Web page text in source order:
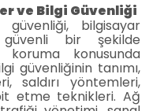
ve Bilgi Güvenliği
bilgisayar
bir şekilde
konusunda
güvenliğinin tanımı,
saldırı yöntemleri,
etme teknikleri. Ağ